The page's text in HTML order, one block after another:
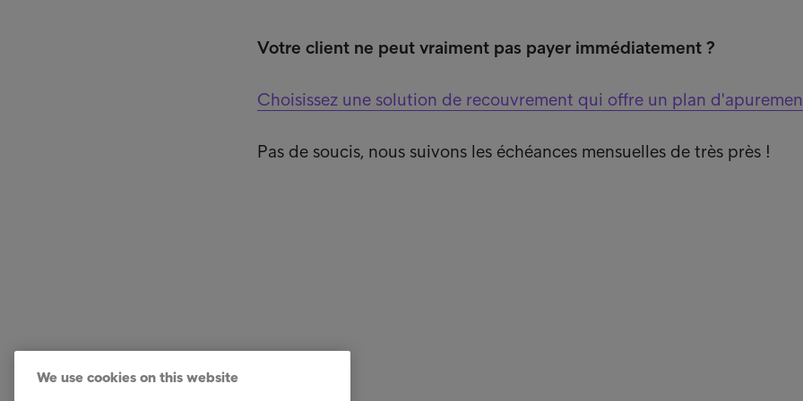
Votre client ne peut vraiment pas payer immédiatement ?
Choisissez une solution de recouvrement qui offre un plan
Pas de soucis, nous suivons les échéances mensuelles de très près !
Services
We use cookies on this website